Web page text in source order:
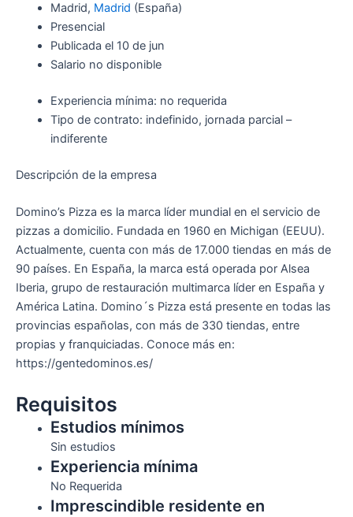
Madrid, Madrid (España)
Presencial
Publicada el 10 de jun
Salario no disponible
Experiencia mínima: no requerida
Tipo de contrato: indefinido, jornada parcial –
indiferente
Descripción de la empresa
Domino’s Pizza es la marca líder mundial en el servicio de
pizzas a domicilio. Fundada en 1960 en Michigan (EEUU).
Actualmente, cuenta con más de 17.000 tiendas en más de
90 países. En España, la marca está operada por Alsea
Iberia, grupo de restauración multimarca líder en España y
América Latina. Domino´s Pizza está presente en todas las
provincias españolas, con más de 330 tiendas, entre
propias y franquiciadas. Conoce más en:
https://gentedominos.es/
Requisitos
Estudios mínimos
Sin estudios
Experiencia mínima
No Requerida
Imprescindible residente en